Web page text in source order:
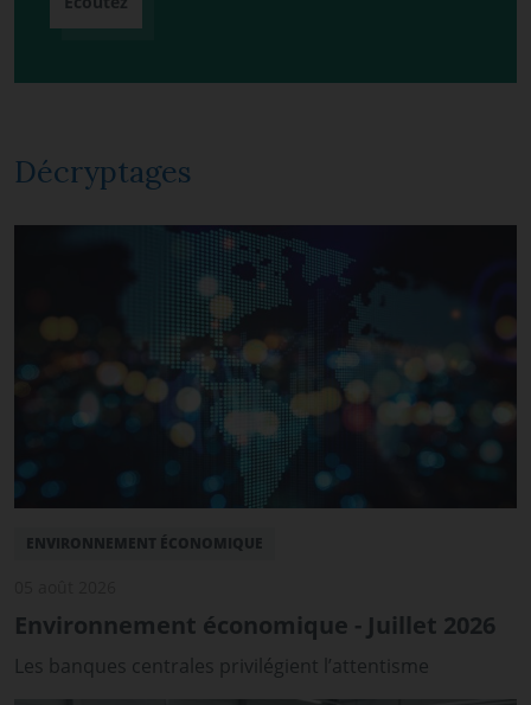
Décryptages
ENVIRONNEMENT ÉCONOMIQUE
Environnement économique - Juillet 2026
Les banques centrales privilégient l’attentisme